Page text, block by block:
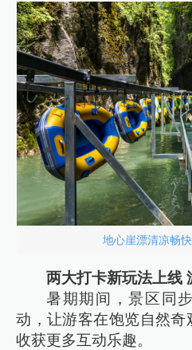
地心崖漂清凉畅
两大打卡新玩法上线
暑期期间，景区同
动，让游客在饱览自然奇
收获更多互动乐趣。